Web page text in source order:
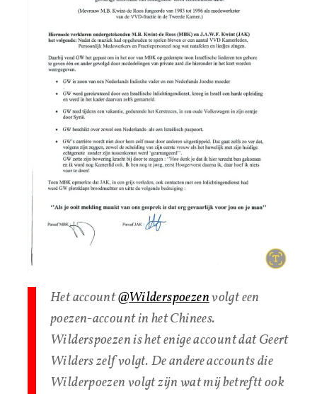
Het account@Wilderspoezenvolgt een
poezen-account in het Chinees.
Wilderspoezen is het enige account dat Geert
Wilders zelf volgt. De andere accounts die
Wilderpoezen volgt zijn wat mij betreftt ook